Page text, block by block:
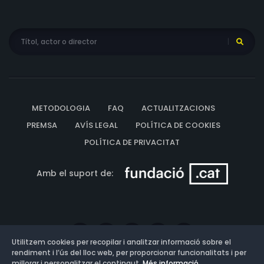
METODOLOGIA FAQ
ACTUALITZACIONS
PREMSA
AVÍS LEGAL
POLÍTICA DE COOKIES
POLÍTICA DE PRIVACITAT
Amb el suport de:
Utilitzem cookies per recopilar i analitzar informació sobre el
rendiment i l’ús del lloc web, per proporcionar funcionalitats i per